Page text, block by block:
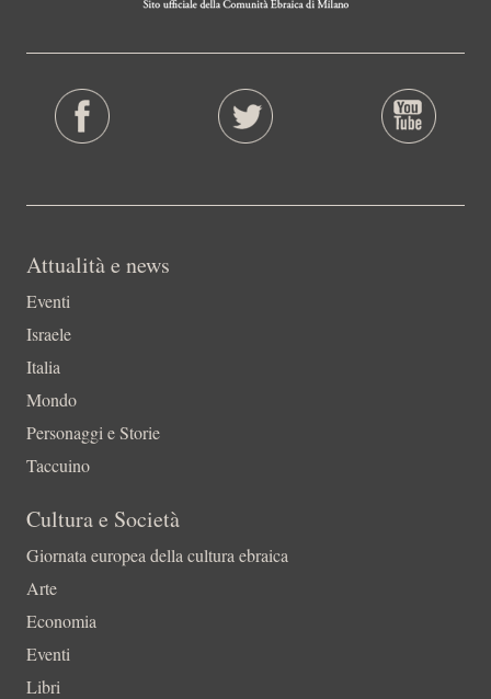
Attualità e news
Eventi
Israele
Italia
Mondo
Personaggi e Storie
Taccuino
Cultura e Società
Giornata europea della cultura ebraica
Arte
Economia
Eventi
Libri